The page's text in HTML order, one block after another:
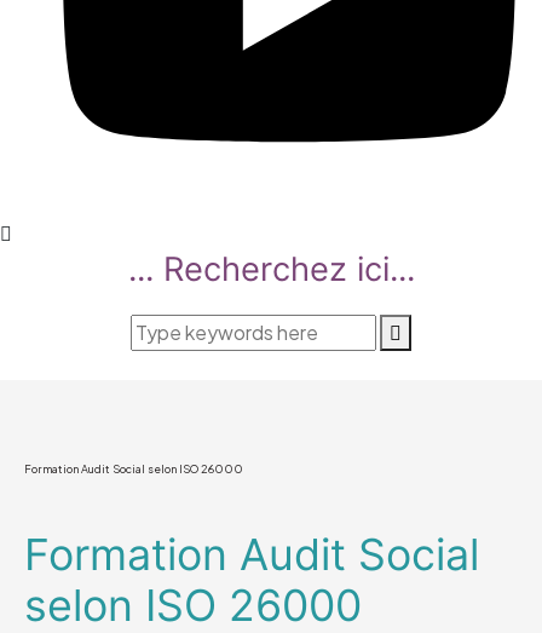
... Recherchez ici...
Formation Audit Social selon ISO 26000
Formation Audit Social
selon ISO 26000